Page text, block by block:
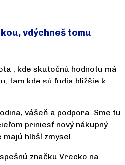
vdýchneš tomu
, kde skutočnú hodnotu má
tam kde sú ľudia bližšie k
vášeň a podpora. Sme tu
priniesť nový nákupný
hlbší zmysel.
značku Vrecko na